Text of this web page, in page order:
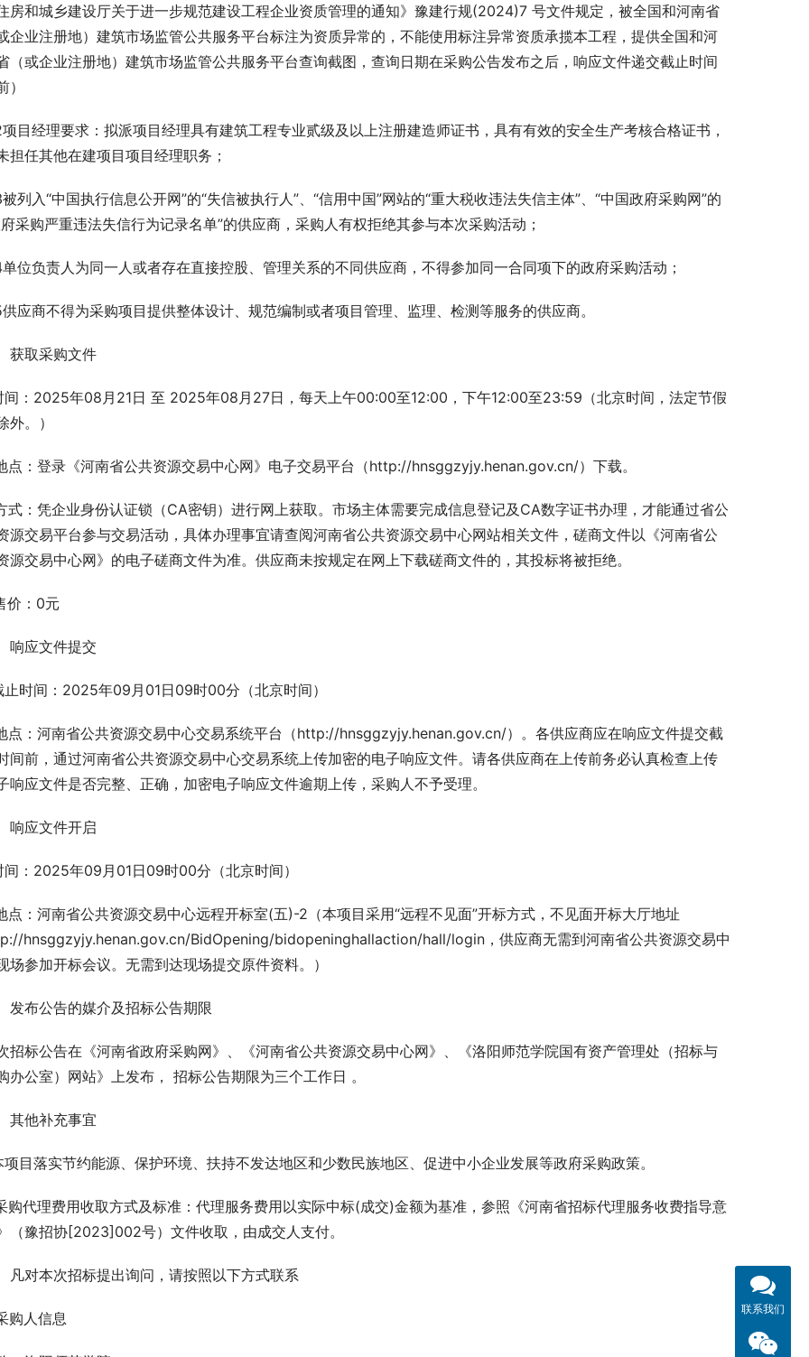
房和城乡建设厅关于进一步规范建设工程企业资质管理的通知》豫建行规(2024)7 号文件规定，被全国和河南省
或企业注册地）建筑市场监管公共服务平台标注为资质异常的，不能使用标注异常资质承揽本工程，提供全国和河
（或企业注册地）建筑市场监管公共服务平台查询截图，查询日期在采购公告发布之后，响应文件递交截止时间
）
目经理要求：拟派项目经理具有建筑工程专业贰级及以上注册建造师证书，具有有效的安全生产考核合格证书，
担任其他在建项目项目经理职务；
列入“中国执行信息公开网”的“失信被执行人”、“信用中国”网站的“重大税收违法失信主体”、“中国政府采购网”的
采购严重违法失信行为记录名单”的供应商，采购人有权拒绝其参与本次采购活动；
位负责人为同一人或者存在直接控股、管理关系的不同供应商，不得参加同一合同项下的政府采购活动；
应商不得为采购项目提供整体设计、规范编制或者项目管理、监理、检测等服务的供应商。
获取采购文件
间：2025年08月21日 至 2025年08月27日，每天上午00:00至12:00，下午12:00至23:59（北京时间，法定节假
外。）
点：登录《河南省公共资源交易中心网》电子交易平台（http://hnsggzyjy.henan.gov.cn/）下载。
式：凭企业身份认证锁（CA密钥）进行网上获取。市场主体需要完成信息登记及CA数字证书办理，才能通过省公
源交易平台参与交易活动，具体办理事宜请查阅河南省公共资源交易中心网站相关文件，磋商文件以《河南省公
源交易中心网》的电子磋商文件为准。供应商未按规定在网上下载磋商文件的，其投标将被拒绝。
价：0元
响应文件提交
止时间：2025年09月01日09时00分（北京时间）
点：河南省公共资源交易中心交易系统平台（http://hnsggzyjy.henan.gov.cn/）。各供应商应在响应文件提交截
间前，通过河南省公共资源交易中心交易系统上传加密的电子响应文件。请各供应商在上传前务必认真检查上传
响应文件是否完整、正确，加密电子响应文件逾期上传，采购人不予受理。
响应文件开启
间：2025年09月01日09时00分（北京时间）
点：河南省公共资源交易中心远程开标室(五)-2（本项目采用“远程不见面”开标方式，不见面开标大厅地址
hnsggzyjy.henan.gov.cn/BidOpening/bidopeninghallaction/hall/login，供应商无需到河南省公共资源交易中
场参加开标会议。无需到达现场提交原件资料。）
发布公告的媒介及招标公告期限
招标公告在《河南省政府采购网》、《河南省公共资源交易中心网》、《洛阳师范学院国有资产管理处（招标与
办公室）网站》上发布， 招标公告期限为三个工作日 。
其他补充事宜
项目落实节约能源、保护环境、扶持不发达地区和少数民族地区、促进中小企业发展等政府采购政策。
购代理费用收取方式及标准：代理服务费用以实际中标(成交)金额为基准，参照《河南省招标代理服务收费指导意
（豫招协[2023]002号）文件收取，由成交人支付。
凡对本次招标提出询问，请按照以下方式联系
购人信息 联系我们